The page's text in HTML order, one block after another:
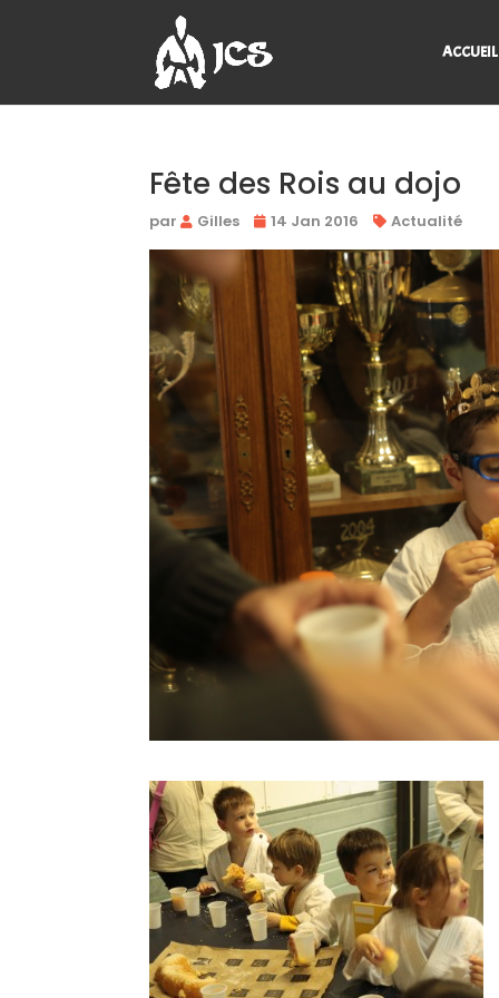
ACCUEIL
Fête des Rois au dojo
par Gilles 14 Jan 2016 Actualité